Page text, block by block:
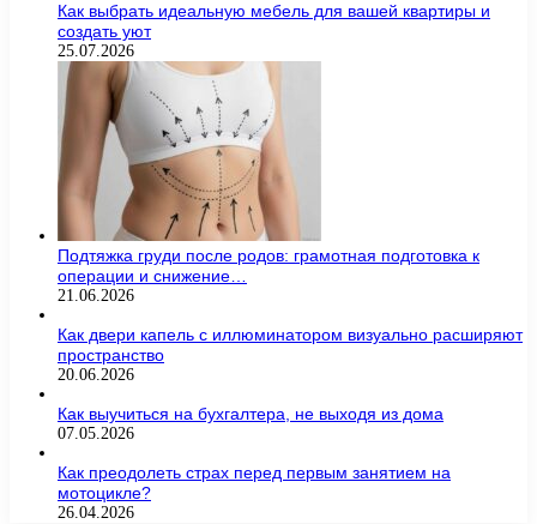
Как выбрать идеальную мебель для вашей квартиры и
создать уют
25.07.2026
Подтяжка груди после родов: грамотная подготовка к
операции и снижение…
21.06.2026
Как двери капель с иллюминатором визуально расширяют
пространство
20.06.2026
Как выучиться на бухгалтера, не выходя из дома
07.05.2026
Как преодолеть страх перед первым занятием на
мотоцикле?
26.04.2026